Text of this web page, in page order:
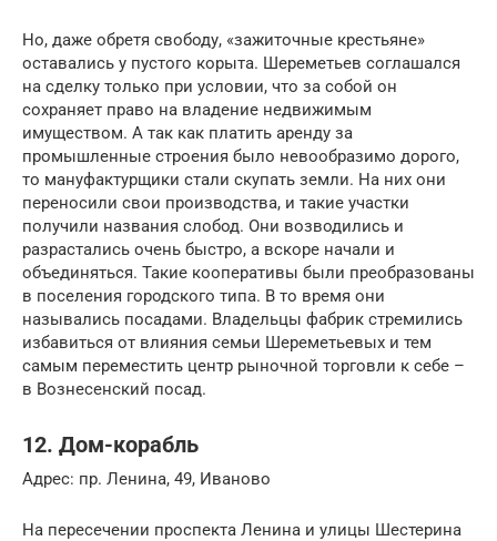
Но, даже обретя свободу, «зажиточные крестьяне»
оставались у пустого корыта. Шереметьев соглашался
на сделку только при условии, что за собой он
сохраняет право на владение недвижимым
имуществом. А так как платить аренду за
промышленные строения было невообразимо дорого,
то мануфактурщики стали скупать земли. На них они
переносили свои производства, и такие участки
получили названия слобод. Они возводились и
разрастались очень быстро, а вскоре начали и
объединяться. Такие кооперативы были преобразованы
в поселения городского типа. В то время они
назывались посадами. Владельцы фабрик стремились
избавиться от влияния семьи Шереметьевых и тем
самым переместить центр рыночной торговли к себе –
в Вознесенский посад.
12. Дом-корабль
Адрес: пр. Ленина, 49, Иваново
На пересечении проспекта Ленина и улицы Шестерина